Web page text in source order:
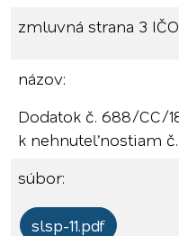
zmluvná strana 3
názov:
Dodatok č. 688/CC/
k nehnuteľnostiam
súbor:
slsp-11.pdf